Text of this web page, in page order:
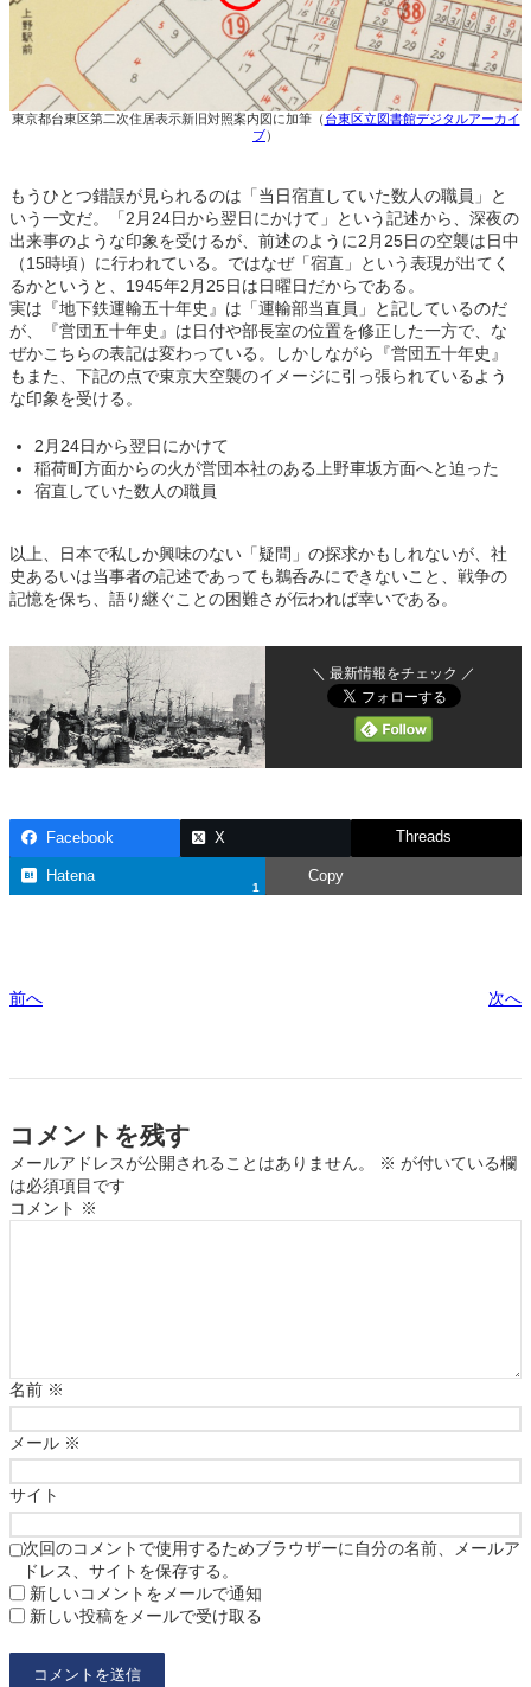
東京都台東区第二次住居表示新旧対照案内図に加筆（ 台東区立図書館デジタルアーカイ
ブ）
もうひとつ錯誤が見られるのは「当日宿直していた数人の職員」と
いう一文だ。「2月24日から翌日にかけて」という記述から、深夜の
出来事のような印象を受けるが、前述のように2月25日の空襲は日中
（15時頃）に行われている。ではなぜ「宿直」という表現が出てく
るかというと、1945年2月25日は日曜日だからである。
実は『地下鉄運輸五十年史』は「運輸部当直員」と記しているのだ
が、『営団五十年史』は日付や部長室の位置を修正した一方で、な
ぜかこちらの表記は変わっている。しかしながら『営団五十年史』
もまた、下記の点で東京大空襲のイメージに引っ張られているよう
な印象を受ける。
2月24日から翌日にかけて
稲荷町方面からの火が営団本社のある上野車坂方面へと迫った
宿直していた数人の職員
以上、日本で私しか興味のない「疑問」の探求かもしれないが、社
史あるいは当事者の記述であっても鵜呑みにできないこと、戦争の
記憶を保ち、語り継ぐことの困難さが伝われば幸いである。
＼ 最新情報をチェック ／
Facebook X Threads
Hatena
1
Copy
前へ 次へ
コメントを残す
メールアドレスが公開されることはありません。 ※ が付いている欄
は必須項目です
コメント ※
名前 ※
メール ※
サイト
次回のコメントで使用するためブラウザーに自分の名前、メールア
ドレス、サイトを保存する。
新しいコメントをメールで通知
新しい投稿をメールで受け取る